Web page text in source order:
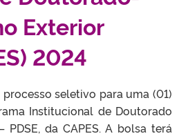
Exterior
2024
seletivo para uma (01)
Institucional de Doutorado
PDSE, da CAPES. A bolsa terá